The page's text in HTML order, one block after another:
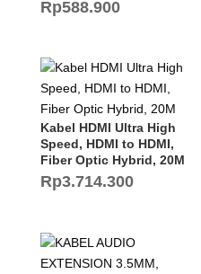
Rp588.900
Kabel HDMI Ultra High
Speed, HDMI to HDMI,
Fiber Optic Hybrid, 20M
Rp3.714.300